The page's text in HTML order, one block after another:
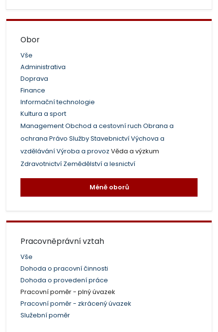
Obor
Vše
Administrativa
Doprava
Finance
Informační technologie
Kultura a sport
ManagementObchod a cestovní ruch Obrana a
ochrana Právo SlužbyStavebnictvíVýchova a
vzděláváníVýroba a provoz Věda a výzkum
Zdravotnictví Zemědělství a lesnictví
Méně oborů
Pracovněprávní vztah
Vše
Dohoda o pracovní činnosti
Dohoda o provedení práce
Pracovní poměr - plný úvazek
Pracovní poměr - zkrácený úvazek
Služební poměr